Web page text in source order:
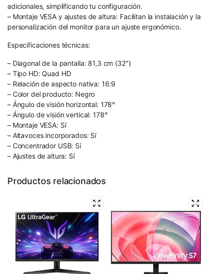
adicionales, simplificando tu configuración.
– Montaje VESA y ajustes de altura: Facilitan la instalación y la
personalización del monitor para un ajuste ergonómico.
Especificaciones técnicas:
– Diagonal de la pantalla: 81,3 cm (32″)
– Tipo HD: Quad HD
– Relación de aspecto nativa: 16:9
– Color del producto: Negro
– Ángulo de visión horizontal: 178°
– Ángulo de visión vertical: 178°
– Montaje VESA: Sí
– Altavoces incorporados: Sí
– Concentrador USB: Sí
– Ajustes de altura: Sí
Productos relacionados